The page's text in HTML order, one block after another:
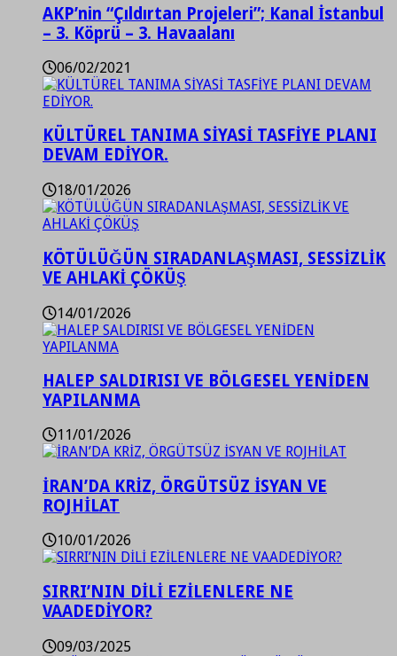
AKP’nin “Çıldırtan Projeleri”; Kanal İstanbul
– 3. Köprü – 3. Havaalanı
06/02/2021
KÜLTÜREL TANIMA SİYASİ TASFİYE PLANI
DEVAM EDİYOR.
18/01/2026
KÖTÜLÜĞÜN SIRADANLAŞMASI, SESSİZLİK
VE AHLAKİ ÇÖKÜŞ
14/01/2026
HALEP SALDIRISI VE BÖLGESEL YENİDEN
YAPILANMA
11/01/2026
İRAN’DA KRİZ, ÖRGÜTSÜZ İSYAN VE
ROJHİLAT
10/01/2026
SIRRI’NIN DİLİ EZİLENLERE NE
VAADEDİYOR?
09/03/2025